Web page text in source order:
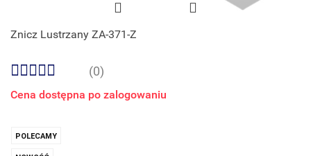
Znicz Lustrzany ZA-371-Z
(0)
Cena dostępna po zalogowaniu
POLECAMY